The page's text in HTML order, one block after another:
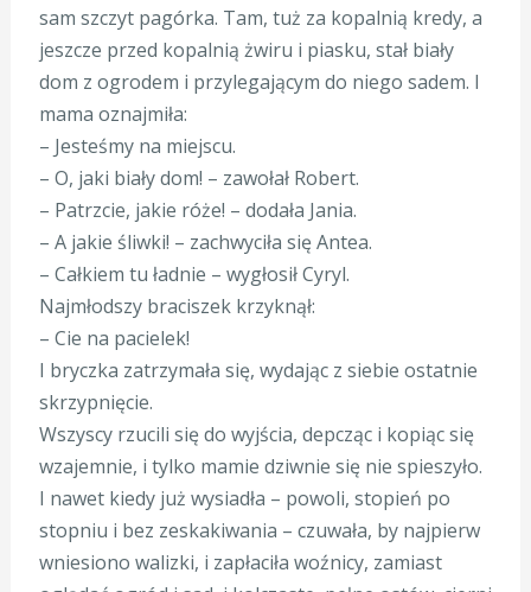
sam szczyt pagórka. Tam, tuż za kopalnią kredy, a
jeszcze przed kopalnią żwiru i piasku, stał biały
dom z ogrodem i przylegającym do niego sadem. I
mama oznajmiła:
– Jesteśmy na miejscu.
– O, jaki biały dom! – zawołał Robert.
– Patrzcie, jakie róże! – dodała Jania.
– A jakie śliwki! – zachwyciła się Antea.
– Całkiem tu ładnie – wygłosił Cyryl.
Najmłodszy braciszek krzyknął:
– Cie na pacielek!
I bryczka zatrzymała się, wydając z siebie ostatnie
skrzypnięcie.
Wszyscy rzucili się do wyjścia, depcząc i kopiąc się
wzajemnie, i tylko mamie dziwnie się nie spieszyło.
I nawet kiedy już wysiadła – powoli, stopień po
stopniu i bez zeskakiwania – czuwała, by najpierw
wniesiono walizki, i zapłaciła woźnicy, zamiast